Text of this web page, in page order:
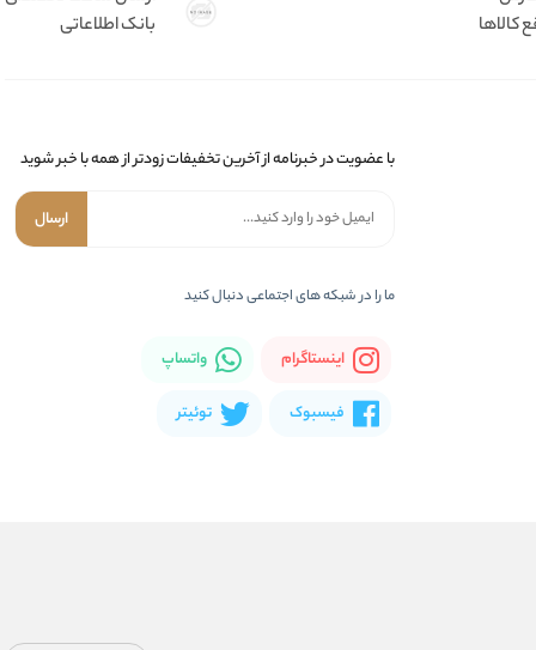
کالاها
بانک اطلاعاتی
با عضویت در خبرنامه از آخرین تخفیفات زودتر از همه با خبر شوید
ارسال
ما را در شبکه های اجتماعی دنبال کنید
اینستاگرام واتساپ
فیسبوک توئیتر